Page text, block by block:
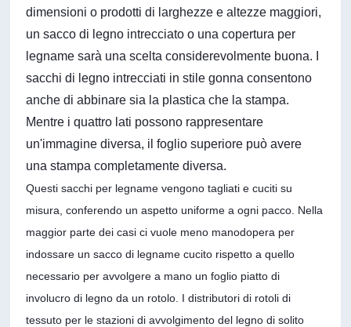
dimensioni o prodotti di larghezze e altezze maggiori,
un sacco di legno intrecciato o una copertura per
legname sarà una scelta considerevolmente buona. I
sacchi di legno intrecciati in stile gonna consentono
anche di abbinare sia la plastica che la stampa.
Mentre i quattro lati possono rappresentare
un'immagine diversa, il foglio superiore può avere
una stampa completamente diversa.
Questi sacchi per legname vengono tagliati e cuciti su
misura, conferendo un aspetto uniforme a ogni pacco. Nella
maggior parte dei casi ci vuole meno manodopera per
indossare un sacco di legname cucito rispetto a quello
necessario per avvolgere a mano un foglio piatto di
involucro di legno da un rotolo. I distributori di rotoli di
tessuto per le stazioni di avvolgimento del legno di solito